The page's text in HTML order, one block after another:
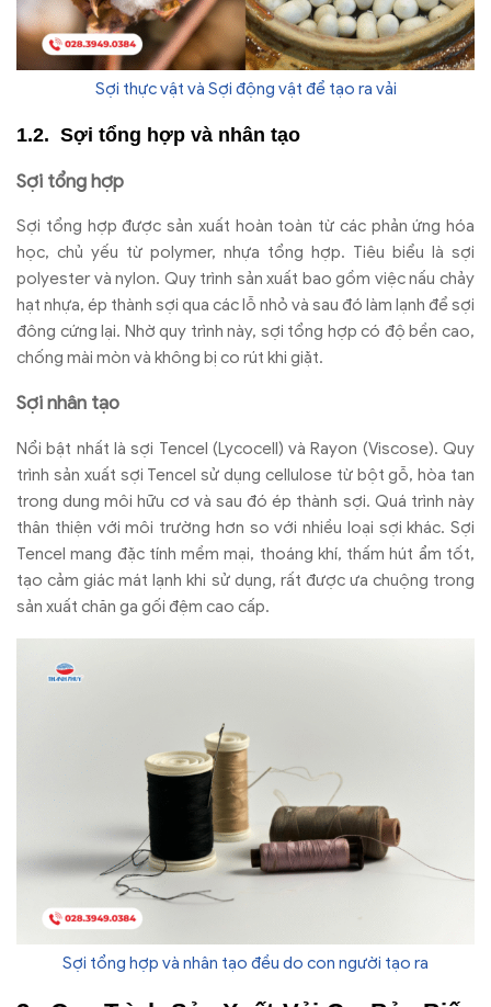
Sợi thực vật và Sợi động vật để tạo ra vải
Sợi tổng hợp và nhân tạo
Sợi tổng hợp
Sợi tổng hợp được sản xuất hoàn toàn từ các phản ứng hóa
học, chủ yếu từ polymer, nhựa tổng hợp. Tiêu biểu là sợi
polyester và nylon. Quy trình sản xuất bao gồm việc nấu chảy
hạt nhựa, ép thành sợi qua các lỗ nhỏ và sau đó làm lạnh để sợi
đông cứng lại. Nhờ quy trình này, sợi tổng hợp có độ bền cao,
chống mài mòn và không bị co rút khi giặt.
Sợi nhân tạo
Nổi bật nhất là sợi Tencel (Lycocell) và Rayon (Viscose). Quy
trình sản xuất sợi Tencel sử dụng cellulose từ bột gỗ, hòa tan
trong dung môi hữu cơ và sau đó ép thành sợi. Quá trình này
thân thiện với môi trường hơn so với nhiều loại sợi khác. Sợi
Tencel mang đặc tính mềm mại, thoáng khí, thấm hút ẩm tốt,
tạo cảm giác mát lạnh khi sử dụng, rất được ưa chuộng trong
sản xuất chăn ga gối đệm cao cấp.
Sợi tổng hợp và nhân tạo đều do con người tạo ra